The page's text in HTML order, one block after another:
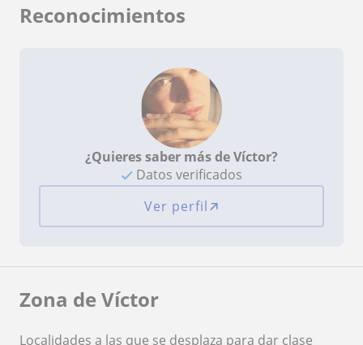
Reconocimientos
¿Quieres saber más de Víctor?
Datos verificados
Ver perfil
Zona de Víctor
Localidades a las que se desplaza para dar clase